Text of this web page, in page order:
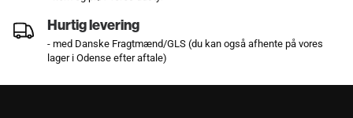
Hurtig levering
- med Danske Fragtmænd/GLS (du kan også afhente på vores
lager i Odense efter aftale)